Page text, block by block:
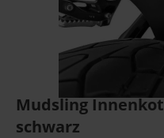
Mudsling
schwarz